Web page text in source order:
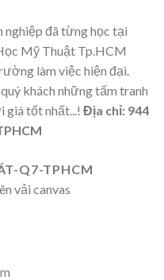
nghiệp đã từng học tại
Mỹ Thuật Tp.HCM
làm việc hiện đại.
khách những tấm tranh
giá tốt nhất...! Địa chỉ: 944
Q7-TPHCM
vải canvas